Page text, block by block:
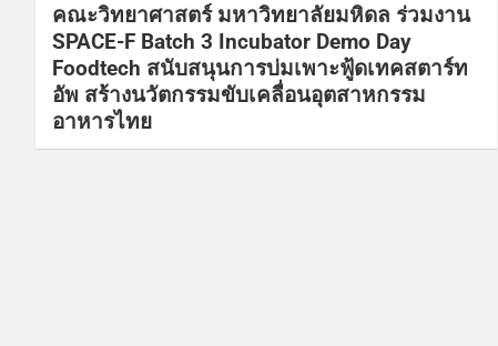
คณะวิทยาศาสตร์ มหาวิทยาลัยมหิดล ร่วมงาน
SPACE-F Batch 3 Incubator Demo Day
Foodtech สนับสนุนการบ่มเพาะฟู้ดเทคสตาร์ท
อัพ สร้างนวัตกรรมขับเคลื่อนอุตสาหกรรม
อาหารไทย